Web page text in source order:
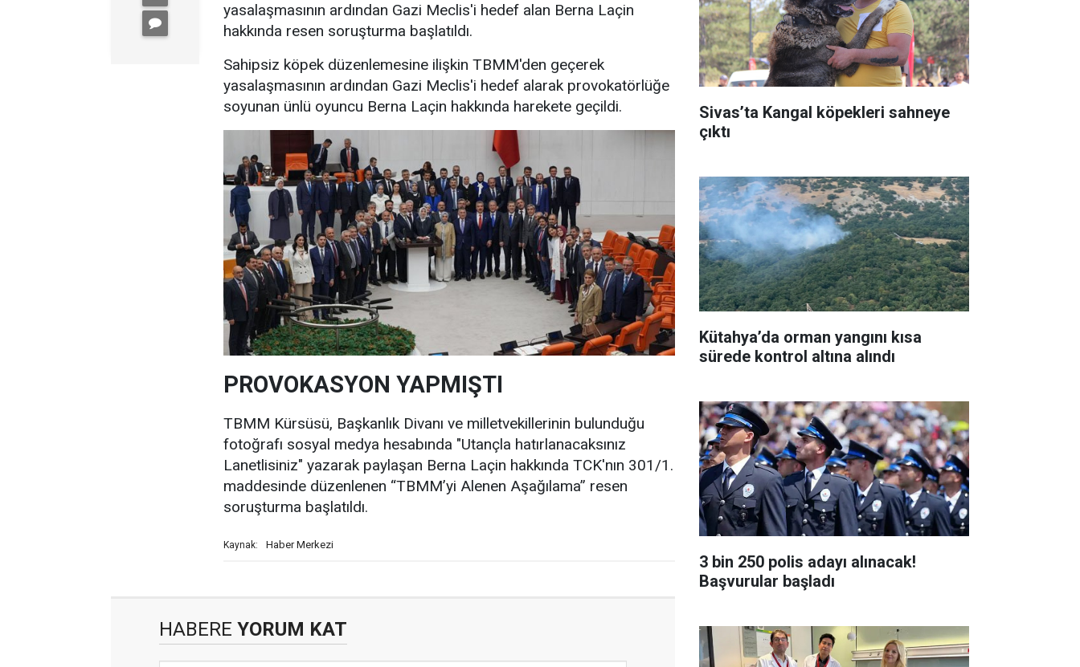
yasalaşmasının ardından Gazi Meclis'i hedef alan Berna Laçin
hakkında resen soruşturma başlatıldı.
Sahipsiz köpek düzenlemesine ilişkin TBMM'den geçerek
yasalaşmasının ardından Gazi Meclis'i hedef alarak provokatörlüğe
soyunan ünlü oyuncu Berna Laçin hakkında harekete geçildi.
PROVOKASYON YAPMIŞTI
TBMM Kürsüsü, Başkanlık Divanı ve milletvekillerinin bulunduğu
fotoğrafı sosyal medya hesabında "Utançla hatırlanacaksınız
Lanetlisiniz" yazarak paylaşan Berna Laçin hakkında TCK'nın 301/1.
maddesinde düzenlenen “TBMM’yi Alenen Aşağılama” resen
soruşturma başlatıldı.
Kaynak: Haber Merkezi
HABERE YORUM KAT
Sivas’ta Kangal köpekleri sahneye
çıktı
Kütahya’da orman yangını kısa
sürede kontrol altına alındı
3 bin 250 polis adayı alınacak!
Başvurular başladı